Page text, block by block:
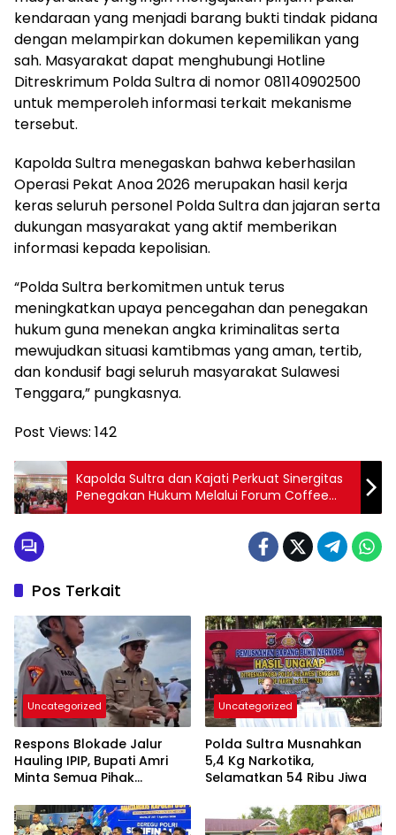
kendaraan yang menjadi barang bukti tindak pidana
dengan melampirkan dokumen kepemilikan yang
sah. Masyarakat dapat menghubungi Hotline
Ditreskrimum Polda Sultra di nomor 081140902500
untuk memperoleh informasi terkait mekanisme
tersebut.
Kapolda Sultra menegaskan bahwa keberhasilan
Operasi Pekat Anoa 2026 merupakan hasil kerja
keras seluruh personel Polda Sultra dan jajaran serta
dukungan masyarakat yang aktif memberikan
informasi kepada kepolisian.
“Polda Sultra berkomitmen untuk terus
meningkatkan upaya pencegahan dan penegakan
hukum guna menekan angka kriminalitas serta
mewujudkan situasi kamtibmas yang aman, tertib,
dan kondusif bagi seluruh masyarakat Sulawesi
Tenggara,” pungkasnya.
Post Views: 142
Kapolda Sultra dan Kajati Perkuat Sinergitas
Penegakan Hukum Melalui Forum Coffee
Morning
Pos Terkait
Uncategorized
Respons Blokade Jalur
Hauling IPIP, Bupati Amri
Minta Semua Pihak
Kepastian Hukum
Uncategorized
Polda Sultra Musnahkan
5,4 Kg Narkotika,
Selamatkan 54 Ribu Jiwa